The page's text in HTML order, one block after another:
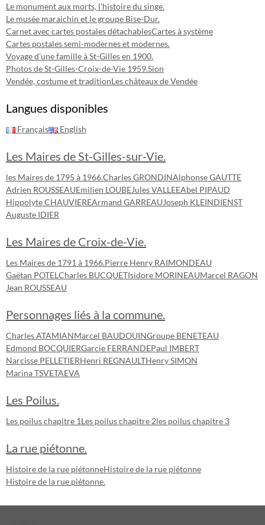
Le monument aux morts, l'histoire du singe.
Le musée maraichin et le groupe Bise-Dur.
Carnet avec cartes postales détachablesCartes à système
Cartes postales semi-modernes et modernes.
Voyage d'une famille à St-Gilles en 1900.
Photos de St-Gilles-Croix-de-Vie 1959.Sion
Vendée, costume et traditionLes châteaux de Vendée
Langues disponibles
Français English
Les Maires de St-Gilles-sur-Vie.
les Maires de 1795 à 1966.Charles GRONDINAlphonse GAUTTE
Adrien ROUSSEAUEmilien LOUBEJules VALLEEAbel PIPAUD
Hippolyte CHAUVIEREArmand GARREAUJoseph KLEINDIENST
Auguste IDIER
Les Maires de Croix-de-Vie.
Les Maires de 1791 à 1966.Pierre Henry RAIMONDEAU
Gaëtan POTEL Charles BUCQUETIsidore MORINEAUMarcel RAGON
Jean ROUSSEAU
Personnages liés à la commune.
Charles ATAMIANMarcel BAUDOUINGroupe BENETEAU
Edmond BOCQUIERGarcie FERRANDEPaul IMBERT
Narcisse PELLETIERHenri REGNAULTHenry SIMON
Marina TSVETAEVA
Les Poilus.
Les poilus chapitre 1Les poilus chapitre 2les poilus chapitre 3
La rue piétonne.
Histoire de la rue piétonneHistoire de la rue piétonne
Histoire de la rue piétonne.